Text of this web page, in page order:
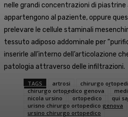
nelle grandi concentrazioni di piastrine
appartengono al paziente, oppure
prelevare le cellule staminali
tessuto adiposo addominale per
inserirle all’interno dell’articolazione
patologia attraverso delle infiltrazioni.
TAGS artrosi
chirurgo
chirurgo ortopedico genova
nicola ursino
ortopedico qui
urisno chirurgo ortopedico genova
ursino chirurgo ortopedico